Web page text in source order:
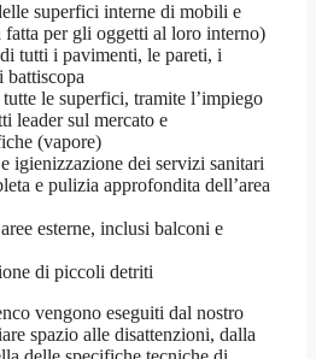
superfici interne di mobili e
fatta per gli oggetti al loro interno)
tutti i pavimenti, le pareti, i
le superfici, tramite l’impiego
leader sul mercato e
(vapore)
igienizzazione dei servizi sanitari
e pulizia approfondita dell’area
esterne, inclusi balconi e
di piccoli detriti
vengono eseguiti dal nostro
spazio alle disattenzioni, dalla